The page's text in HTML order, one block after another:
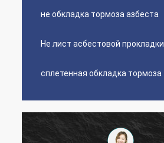
не обкладка тормоза азбеста
Не лист асбестовой прокладки
сплетенная обкладка тормоза